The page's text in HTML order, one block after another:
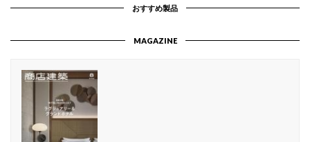
おすすめ製品
MAGAZINE